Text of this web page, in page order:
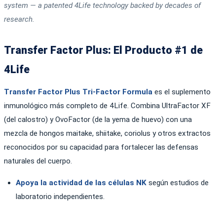
system — a patented 4Life technology backed by decades of
research.
Transfer Factor Plus: El Producto #1 de
4Life
Transfer Factor Plus Tri-Factor Formula es el suplemento
inmunológico más completo de 4Life. Combina UltraFactor XF
(del calostro) y OvoFactor (de la yema de huevo) con una
mezcla de hongos maitake, shiitake, coriolus y otros extractos
reconocidos por su capacidad para fortalecer las defensas
naturales del cuerpo.
Apoya la actividad de las células NK según estudios de
laboratorio independientes.